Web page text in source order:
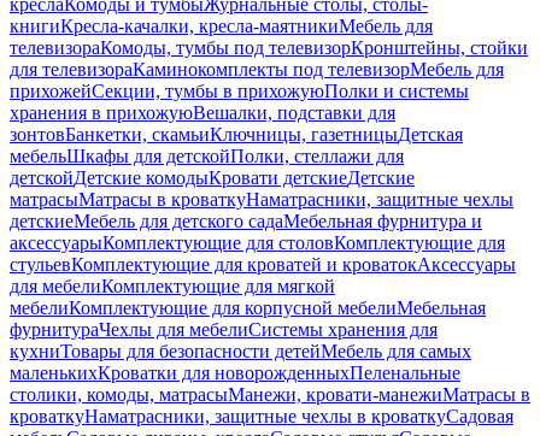
креслаКомоды и тумбыЖурнальные столы, столы-
книгиКресла-качалки, кресла-маятникиМебель для
телевизораКомоды, тумбы под телевизорКронштейны, стойки
для телевизораКаминокомплекты под телевизорМебель для
прихожейСекции, тумбы в прихожуюПолки и системы
хранения в прихожуюВешалки, подставки для
зонтовБанкетки, скамьиКлючницы, газетницыДетская
мебельШкафы для детскойПолки, стеллажи для
детскойДетские комодыКровати детскиеДетские
матрасыМатрасы в кроваткуНаматрасники, защитные чехлы
детскиеМебель для детского садаМебельная фурнитура и
аксессуарыКомплектующие для столовКомплектующие для
стульевКомплектующие для кроватей и кроватокАксессуары
для мебелиКомплектующие для мягкой
мебелиКомплектующие для корпусной мебелиМебельная
фурнитураЧехлы для мебелиСистемы хранения для
кухниТовары для безопасности детейМебель для самых
маленькихКроватки для новорожденныхПеленальные
столики, комоды, матрасыМанежи, кровати-манежиМатрасы в
кроваткуНаматрасники, защитные чехлы в кроваткуСадовая